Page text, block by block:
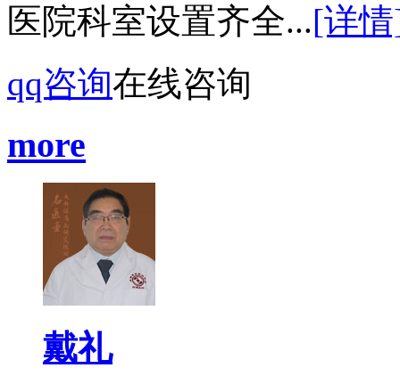
医院科室设置齐全...[详
qq咨询在线咨询
more
戴礼